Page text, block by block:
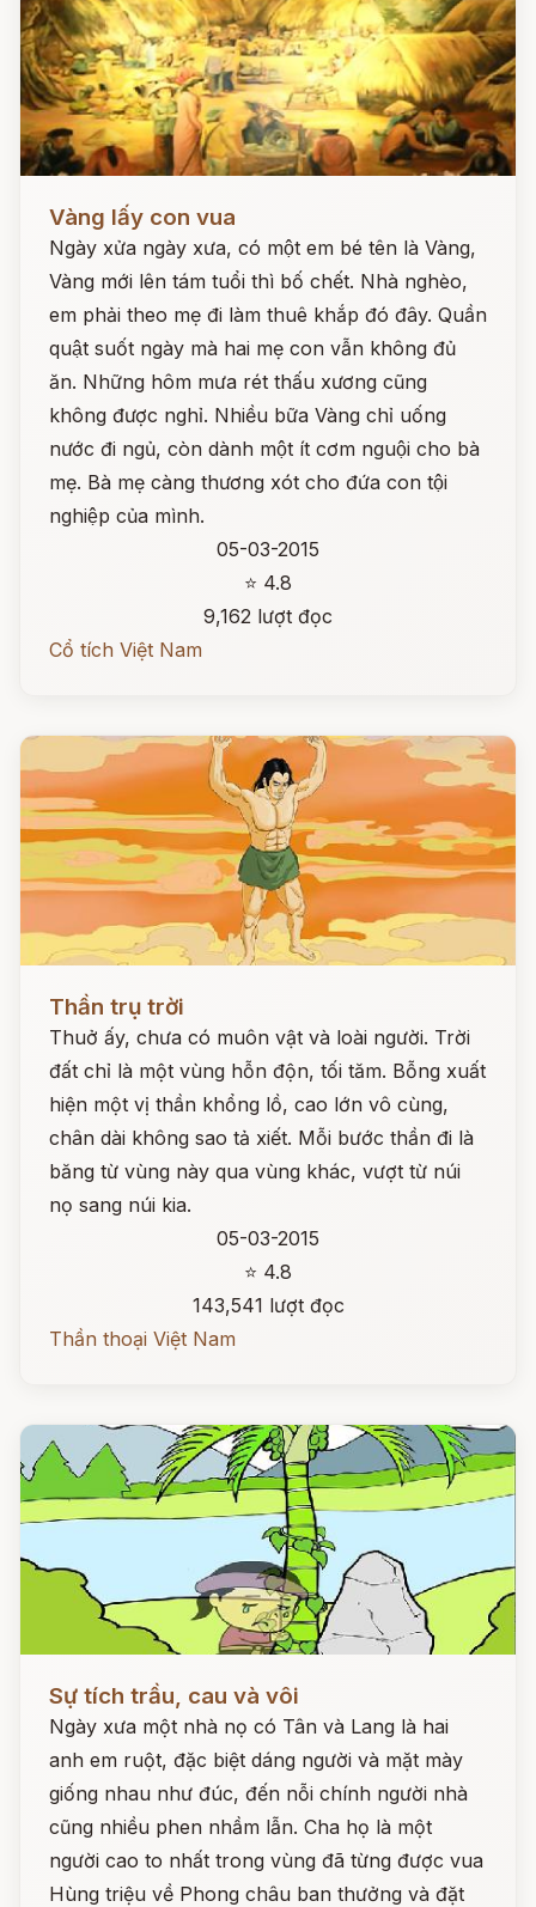
Vàng lấy con vua
Ngày xửa ngày xưa, có một em bé tên là Vàng,
Vàng mới lên tám tuổi thì bố chết. Nhà nghèo,
em phải theo mẹ đi làm thuê khắp đó đây. Quần
quật suốt ngày mà hai mẹ con vẫn không đủ
ăn. Những hôm mưa rét thấu xương cũng
không được nghỉ. Nhiều bữa Vàng chỉ uống
nước đi ngủ, còn dành một ít cơm nguội cho bà
mẹ. Bà mẹ càng thương xót cho đứa con tội
nghiệp của mình.
05-03-2015
⭐ 4.8
9,162 lượt đọc
Cổ tích Việt Nam
Đọc ngay
Thần trụ trời
Thuở ấy, chưa có muôn vật và loài người. Trời
đất chỉ là một vùng hỗn độn, tối tăm. Bỗng xuất
hiện một vị thần khổng lồ, cao lớn vô cùng,
chân dài không sao tả xiết. Mỗi bước thần đi là
băng từ vùng này qua vùng khác, vượt từ núi
nọ sang núi kia.
05-03-2015
⭐ 4.8
143,541 lượt đọc
Thần thoại Việt Nam
Sự tích trầu, cau và vôi
Ngày xưa một nhà nọ có Tân và Lang là hai
anh em ruột, đặc biệt dáng người và mặt mày
giống nhau như đúc, đến nỗi chính người nhà
cũng nhiều phen nhầm lẫn. Cha họ là một
người cao to nhất trong vùng đã từng được vua
Hùng triệu về Phong châu ban thưởng và đặt